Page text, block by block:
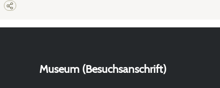
Museum (Besuchsanschrift)